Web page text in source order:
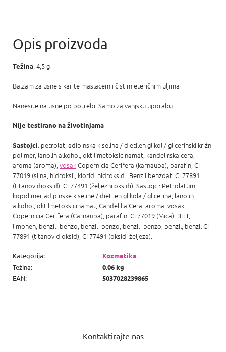
Težina: 4,5 g
Balzam za usne s karite maslacem i čistim eteričnim uljima
Nanesite na usne po potrebi. Samo za vanjsku uporabu.
Nije testirano na životinjama
Sastojci: petrolat, adipinska kiselina / dietilen glikol / glicerinski križni
polimer, lanolin alkohol, oktil metoksicinamat, kandelirska cera,
aroma (aroma), vosakCopernicia Cerifera (karnauba), parafin, CI
77019 (slina, hidroksil, klorid, hidroksid , Benzil benzoat, CI 77891
(titanov dioksid), CI 77491 (željezni oksidi). Sastojci: Petrolatum,
kopolimer adipinske kiseline / dietilen glikola / glicerina, lanolin
alkohol, oktilmetoksicinamat, Candelilla Cera, aroma, vosak
Copernicia Cerifera (Carnauba), parafin, CI 77019 (Mica), BHT,
limonen, benzil -benzo, benzil -benzo, benzil -benzo, benzil, benzil CI
77891 (titanov dioksid), CI 77491 (oksidi željeza).
Kategorija:
Kozmetika
Težina:
0.06 kg
EAN: 5037028239865
Kontaktirajte nas